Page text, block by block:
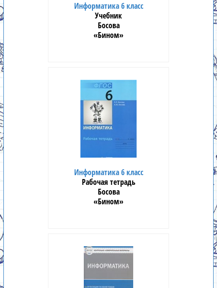
Информатика 6 класс
Учебник
Босова
«Бином»
Информатика 6 класс
Рабочая тетрадь
Босова
«Бином»